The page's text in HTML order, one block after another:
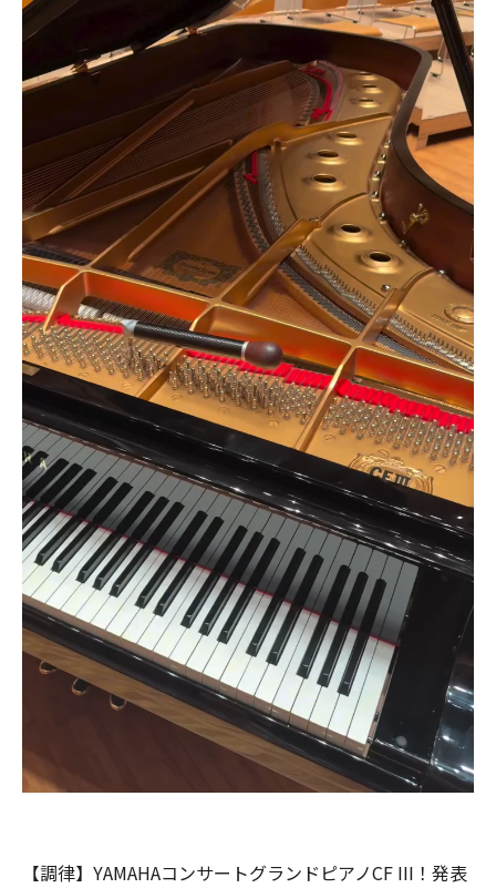
【調律】YAMAHAコンサートグランドピアノCF III！発表